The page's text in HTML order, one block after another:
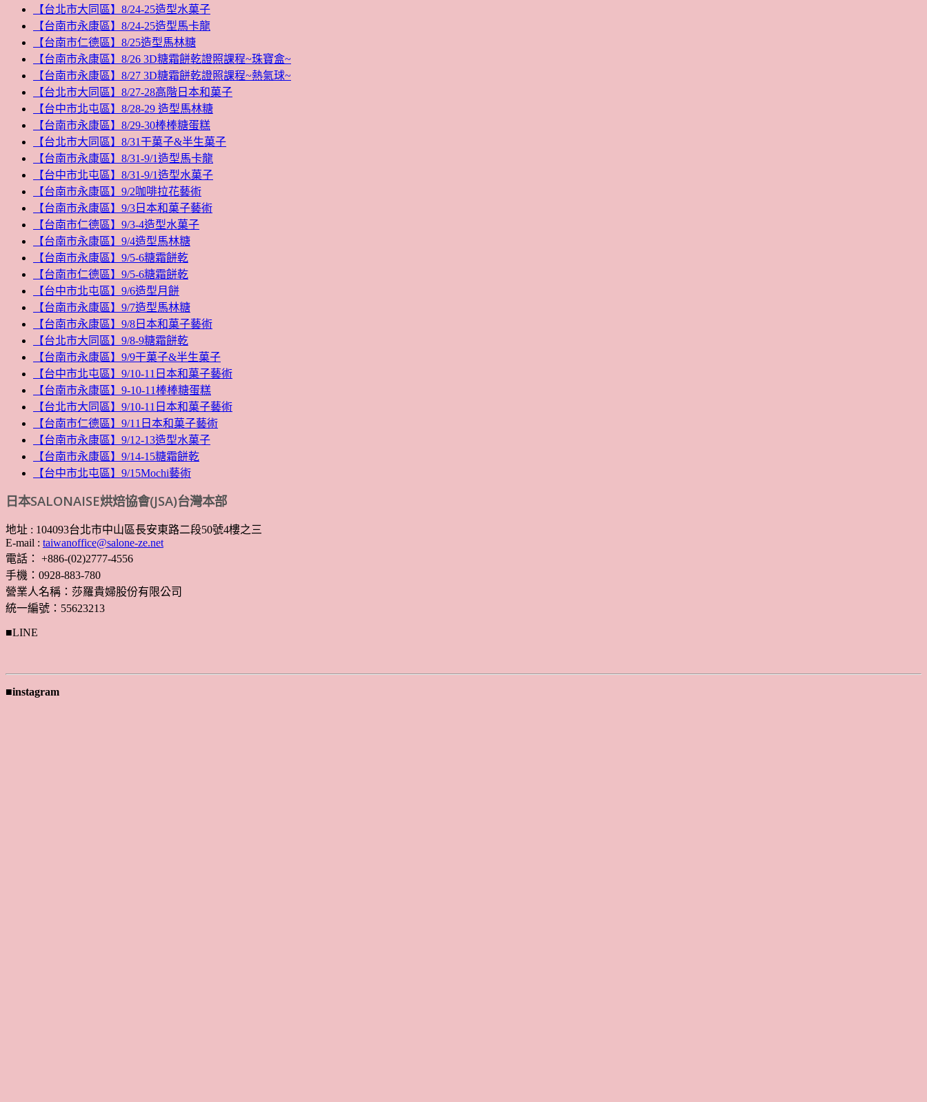
【台北市大同區】8/24-25造型水菓子
【台南市永康區】8/24-25造型馬卡龍
【台南市仁德區】8/25造型馬林糖
【台南市永康區】8/26 3D糖霜餅乾證照課程~珠寶盒~
【台南市永康區】8/27 3D糖霜餅乾證照課程~熱氣球~
【台北市大同區】8/27-28高階日本和菓子
【台中市北屯區】8/28-29 造型馬林糖
【台南市永康區】8/29-30棒棒糖蛋糕
【台北市大同區】8/31干菓子&半生菓子
【台南市永康區】8/31-9/1造型馬卡龍
【台中市北屯區】8/31-9/1造型水菓子
【台南市永康區】9/2咖啡拉花藝術
【台南市永康區】9/3日本和菓子藝術
【台南市仁德區】9/3-4造型水菓子
【台南市永康區】9/4造型馬林糖
【台南市永康區】9/5-6糖霜餅乾
【台南市仁德區】9/5-6糖霜餅乾
【台中市北屯區】9/6造型月餅
【台南市永康區】9/7造型馬林糖
【台南市永康區】9/8日本和菓子藝術
【台北市大同區】9/8-9糖霜餅乾
【台南市永康區】9/9干菓子&半生菓子
【台中市北屯區】9/10-11日本和菓子藝術
【台南市永康區】9-10-11棒棒糖蛋糕
【台北市大同區】9/10-11日本和菓子藝術
【台南市仁德區】9/11日本和菓子藝術
【台南市永康區】9/12-13造型水菓子
【台南市永康區】9/14-15糖霜餅乾
【台中市北屯區】9/15Mochi藝術
日本SALONAISE烘焙協會(JSA)台灣本部
地址 : 104093台北市中山區長安東路二段50號4樓之三
E-mail : taiwanoffice@salone-ze.net
電話： +886-(02)2777-4556
手機：0928-883-780
營業人名稱：莎羅貴婦股份有限公司
統一編號：55623213
■LINE
■instagram